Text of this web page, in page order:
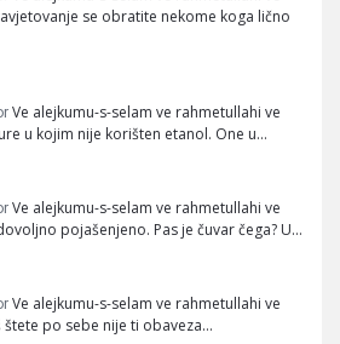
se obratite nekome koga lično
Ve alejkumu-s-selam ve rahmetullahi ve
u kojim nije korišten etanol. One u…
Ve alejkumu-s-selam ve rahmetullahi ve
pojašenjeno. Pas je čuvar čega? U…
Ve alejkumu-s-selam ve rahmetullahi ve
po sebe nije ti obaveza…